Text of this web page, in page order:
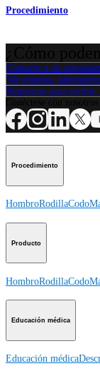
Procedimiento
Contacte a un
Ver eventos,
Regístrese para
Procedimiento
HombroRodillaCodo
Producto
HombroRodillaCodo
Educación médica
Educación médica